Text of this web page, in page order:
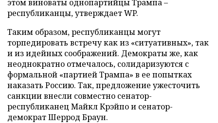
этом виноваты однопартийцы Трампа –
республиканцы, утверждает WP.
Таким образом, республиканцы могут
торпедировать встречу как из «ситуативных», так
и из идейных соображений. Демократы же, как
неоднократно отмечалось, солидаризуются с
формальной «партией Трампа» в ее попытках
наказать Россию. Так, предложение ужесточить
санкции внесли совместно сенатор-
республиканец Майкл Крэйпо и сенатор-
демократ Шеррод Браун.